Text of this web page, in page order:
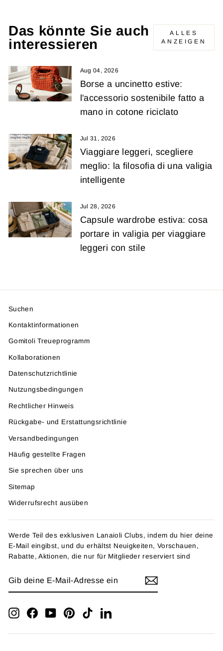
Das könnte Sie auch
interessieren
ALLES
ANZEIGEN
Aug 04, 2026
Borse a uncinetto estive:
l'accessorio sostenibile fatto a
mano in cotone riciclato
Jul 31, 2026
Viaggiare leggeri, scegliere
meglio: la filosofia di una valigia
intelligente
Jul 28, 2026
Capsule wardrobe estiva: cosa
portare in valigia per viaggiare
leggeri con stile
Suchen
Kontaktinformationen
Gomitoli Treueprogramm
Kollaborationen
Datenschutzrichtlinie
Nutzungsbedingungen
Rechtlicher Hinweis
Rückgabe- und Erstattungsrichtlinie
Versandbedingungen
Häufig gestellte Fragen
Sie sprechen über uns
Sitemap
Widerrufsrecht ausüben
Werde Teil des exklusiven Lanaioli Clubs, indem du hier deine
E-Mail eingibst, und du erhältst Neuigkeiten, Vorschauen,
Rabatte, Aktionen, die nur für Mitglieder reserviert sind
DEINE
ADRESSE
EINInstagramFacebookYouTubePinterestTikTokLinkedIn